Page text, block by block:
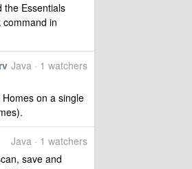
the Essentials
in
Java · 1 watchers
on a single
Java · 1 watchers
save and